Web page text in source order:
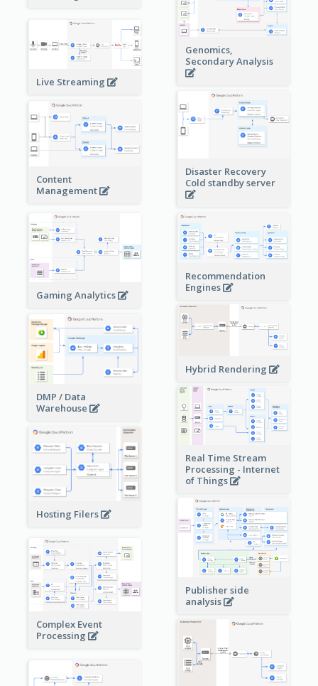
Genomics,
Secondary Analysis
Live Streaming
Disaster Recovery
Cold standby server
Content
Management
Gaming Analytics
Recommendation
Engines
Hybrid Rendering
DMP / Data
Warehouse
Real Time Stream
Processing - Internet
of Things
Hosting Filers
Publisher side
analysis
Complex Event
Processing